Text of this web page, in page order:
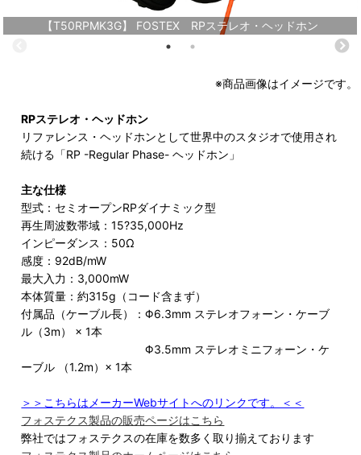
【T50RPMK3G】 FOSTEX RPステレオ・ヘッドホン
※商品画像はイメージです。
RPステレオ・ヘッドホン
リファレンス・ヘッドホンとして世界中のスタジオで使用され
続ける「RP -Regular Phase- ヘッドホン」
主な仕様
型式：セミオープンRPダイナミック型
再生周波数帯域：15?35,000Hz
インピーダンス：50Ω
感度：92dB/mW
最大入力：3,000mW
本体質量：約315g（コード含まず）
付属品（ケーブル長）：Φ6.3mm ステレオフォーン・ケーブ
ル（3m） × 1本
Φ3.5mm ステレオミニフォーン・ケ
ーブル （1.2m）× 1本
＞＞こちらはメーカーWebサイトへのリンクです。＜＜
フォステクス製品の販売ページはこちら
弊社ではフォステクスの在庫を数多く取り揃えております